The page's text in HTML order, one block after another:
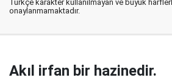
Türkçe karakter kullanılmayan ve büyük
onaylanmamaktadır.
Akıl irfan bir hazinedir.